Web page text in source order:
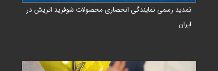
تمدید رسمی نمایندگی انحصاری محصولات شوفرید اتریش در
ایران